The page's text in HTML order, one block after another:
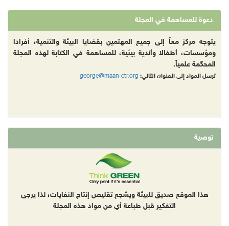
دعوة للمساهمة في المجلة
يتوجه مركز معاً إلى جميع المهتمين بقضايا البيئة والتنمية، أفرادا
ومؤسسات، أطفالا وأندية بيئية، للمساهمة في الكتابة لهذه المجلة
المحكّمة علمياً.
ترسل المواد إلى العنوان التالي: george@maan-ctr.org
توصية
هذا الموقع صديق للبيئة ويشجع تقليص إنتاج النفايات، لذا يرجى
التفكير قبل طباعة أي من مواد هذه المجلة